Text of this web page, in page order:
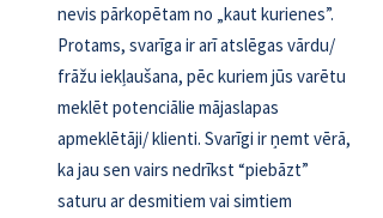
nevis pārkopētam no „kaut kurienes”.
Protams, svarīga ir arī atslēgas vārdu/
frāžu iekļaušana, pēc kuriem jūs varētu
meklēt potenciālie mājaslapas
apmeklētāji/ klienti. Svarīgi ir ņemt vērā,
ka jau sen vairs nedrīkst “piebāzt”
saturu ar desmitiem vai simtiem